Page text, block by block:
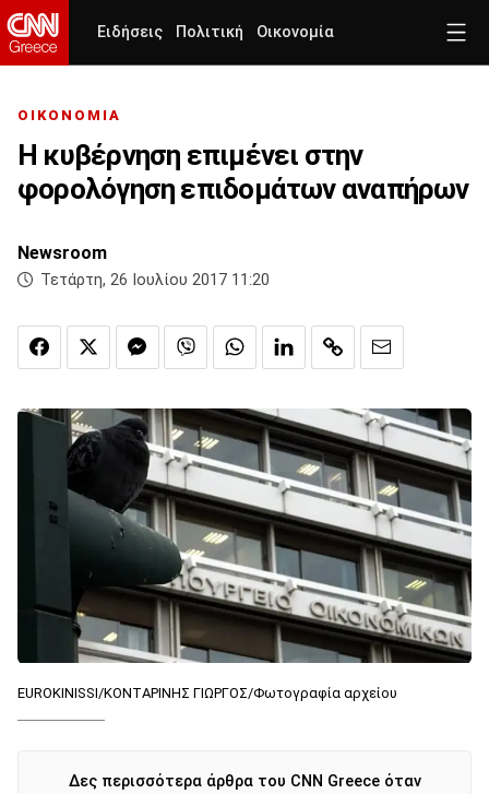
Ειδήσεις Πολιτική Οικονομία
ΟΙΚΟΝΟΜΙΑ
Η κυβέρνηση επιμένει στην
φορολόγηση επιδομάτων αναπήρων
Newsroom
Τετάρτη, 26 Ιουλίου 2017 11:20
EUROKINISSI/ΚΟΝΤΑΡΙΝΗΣ ΓΙΩΡΓΟΣ/Φωτογραφία αρχείου
Δες περισσότερα άρθρα του CNN Greece όταν